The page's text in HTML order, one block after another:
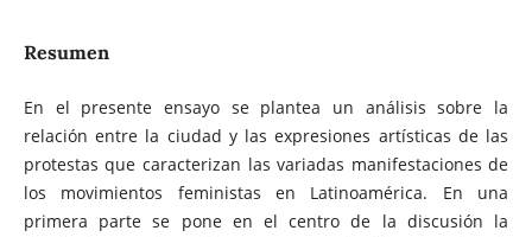
Resumen
En el presente ensayo se plantea un análisis sobre la
relación entre la ciudad y las expresiones artísticas de las
protestas que caracterizan las variadas manifestaciones de
los movimientos feministas en Latinoamérica. En una
primera parte se pone en el centro de la discusión la